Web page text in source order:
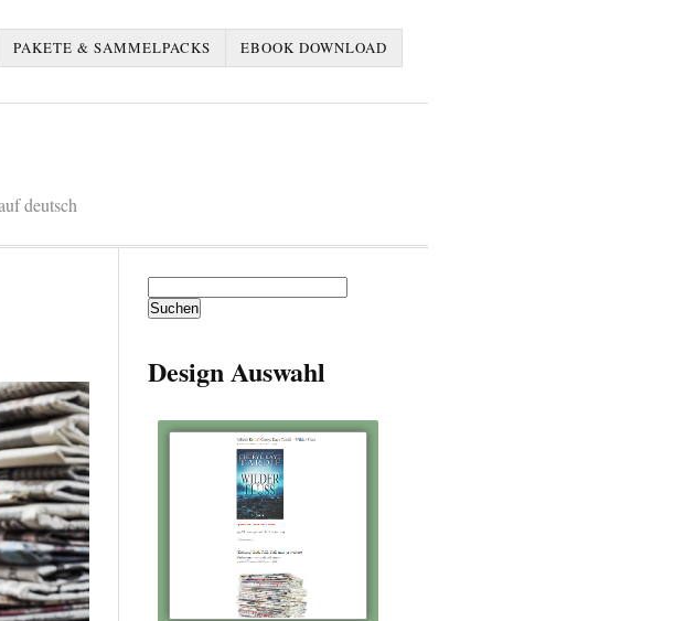
PAKETE & SAMMELPACKS
EBOOK DOWNLOAD
deutsch
nach:
Design Auswahl